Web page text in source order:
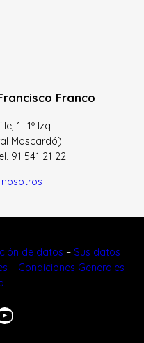
Franco
1 -1º Izq
Moscardó)
91 541 21 22
de datos – Sus datos
– Condiciones Generales